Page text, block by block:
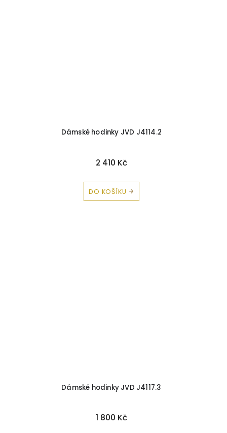
Dámské hodinky JVD J4114.2
2 410 Kč
DO KOŠÍKU
Dámské hodinky JVD J4117.3
1 800 Kč